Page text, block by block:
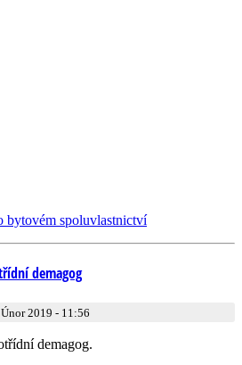
bytovém spoluvlastnictví
demagog
2019 - 11:56
demagog.